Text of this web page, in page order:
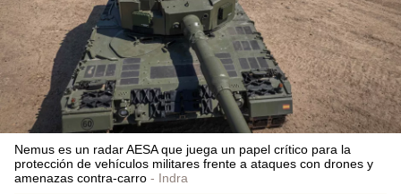
Nemus es un radar AESA que juega un papel crítico para la
protección de vehículos militares frente a ataques con drones y
amenazas contra-carro
Indra